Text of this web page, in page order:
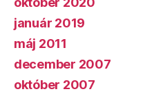
január 2019
máj 2011
december 2007
október 2007